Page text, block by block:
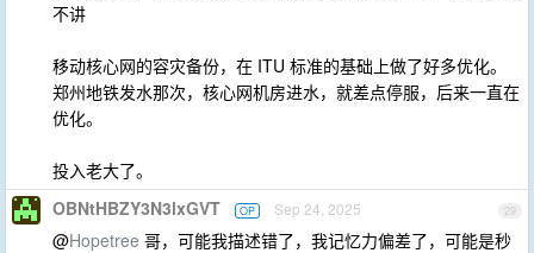
不讲
移动核心网的容灾备份，在 ITU 标准的基础上做了好多优化。
郑州地铁发水那次，核心网机房进水，就差点停服，后来一直在
优化。
投入老大了。
29
OBNtHBZY3N3lxGVT OP Sep 24, 2025
@Hopetree 哥，可能我描述错了，我记忆力偏差了，可能是秒